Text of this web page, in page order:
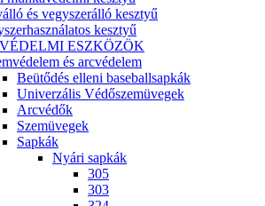
és vegyszerálló kesztyű
kesztyű
ESZKÖZÖK
és arcvédelem
Beütődés elleni baseballsapkák
Univerzális Védőszemüvegek
Arcvédők
Szemüvegek
Sapkák
Nyári sapkák
305
303